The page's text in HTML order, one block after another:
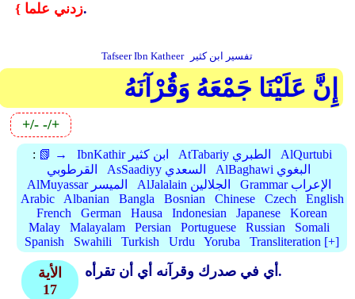
زدني علما }.
Tafseer Ibn Katheer تفسير ابن كثير
إِنَّ عَلَيْنَا جَمْعَهُ وَقُرْآنَهُ
+/- -/+
: 📗 → IbnKathir ابن كثير AtTabariy الطبري
AlQurtubi
القرطوبي
AsSaadiyy السعدي
AlBaghawi البغوي
AlMuyassar الميسر
AlJalalain الجلالين
Grammar الإعراب
Arabic
Albanian Bangla Bosnian Chinese Czech
English
French
German Hausa Indonesian Japanese
Korean
Malay
Malayalam Persian Portuguese Russian
Somali
Spanish
Swahili Turkish Urdu Yoruba Transliteration [+]
الأية
17
أي في صدرك وقرآنه أي أن تقرأه.